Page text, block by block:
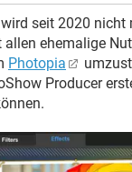
seit 2020 nicht
allen ehemalige
Photopia
Producer